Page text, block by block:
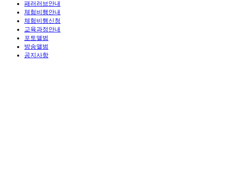
패러러브안내
체험비행안내
체험비행신청
교육과정안내
포토앨범
방송앨범
공지사항